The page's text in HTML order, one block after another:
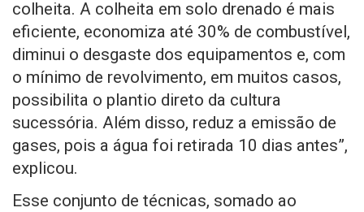
colheita. A colheita em solo drenado é mais
eficiente, economiza até 30% de combustível,
diminui o desgaste dos equipamentos e, com
o mínimo de revolvimento, em muitos casos,
possibilita o plantio direto da cultura
sucessória. Além disso, reduz a emissão de
gases, pois a água foi retirada 10 dias antes”,
explicou.
Esse conjunto de técnicas, somado ao